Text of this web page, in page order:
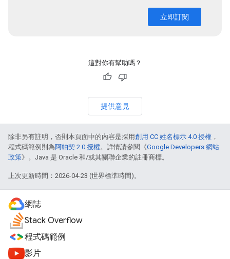
立即訂閱
這對你有幫助嗎？
提供意見
除非另有註明，否則本頁面中的內容是採用創用 CC 姓名標示 4.0 授權 ，
程式碼範例則為阿帕契 2.0 授權。詳情請參閱《Google Developers 網站
政策》。Java 是 Oracle 和/或其關聯企業的註冊商標。
上次更新時間：2026-04-23 (世界標準時間)。
網誌
Stack Overflow
程式碼範例
影片